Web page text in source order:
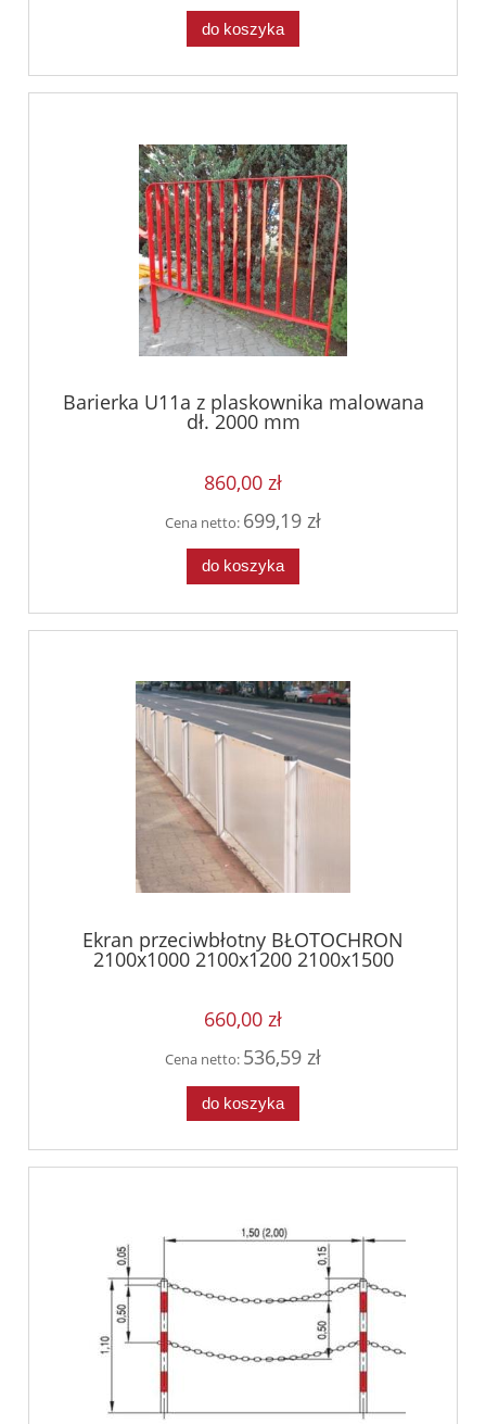
do koszyka
Barierka U11a z plaskownika malowana
dł. 2000 mm
860,00 zł
Cena netto: 699,19 zł
do koszyka
Ekran przeciwbłotny BŁOTOCHRON
2100x1000 2100x1200 2100x1500
660,00 zł
Cena netto: 536,59 zł
do koszyka